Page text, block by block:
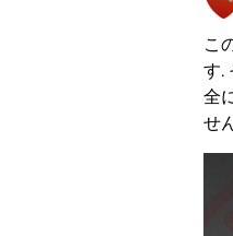
こ
す.
全
せ